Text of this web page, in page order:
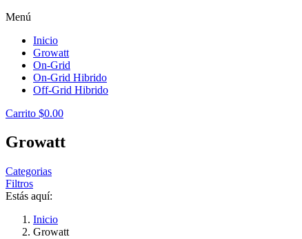
Menú
Inicio
Growatt
On-Grid
On-Grid Hibrido
Off-Grid Hibrido
Carrito $0.00
Growatt
Categorias
Filtros
Estás aquí:
Inicio
Growatt